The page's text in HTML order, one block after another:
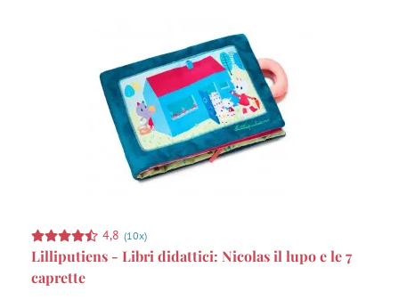
4,8 (10x)
Lilliputiens - Libri didattici: Nicolas il lupo e le 7
caprette